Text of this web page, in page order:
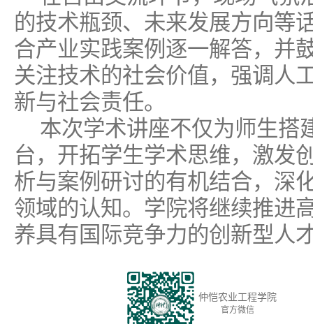
的技术瓶颈、未来发展方向等
合产业实践案例逐一解答，并
关注技术的社会价值，强调人
新与社会责任。
本次学术讲座不仅为师生搭
台，开拓学生学术思维，激发
析与案例研讨的有机结合，深
领域的认知。学院将继续推进
养具有国际竞争力的创新型人
仲恺农业工程学院
官方微信